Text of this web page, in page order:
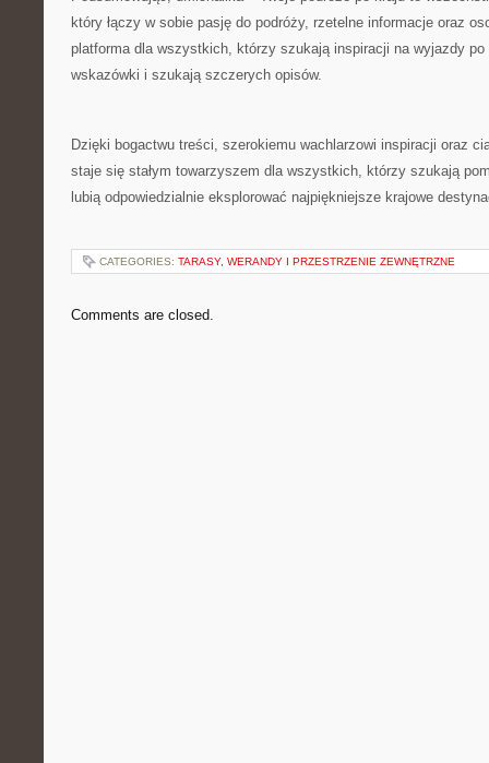
który łączy w sobie pasję do podróży, rzetelne informacje oraz
platforma dla wszystkich, którzy szukają inspiracji na wyjazdy
wskazówki i szukają szczerych opisów.
Dzięki bogactwu treści, szerokiemu wachlarzowi inspiracji oraz
staje się stałym towarzyszem dla wszystkich, którzy szukają
lubią odpowiedzialnie eksplorować najpiękniejsze krajowe
CATEGORIES: TARASY, WERANDY I PRZESTRZENIE ZEWNĘTRZNE
Comments are closed.